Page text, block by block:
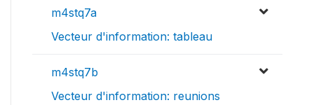
m4stq7a
Vecteur d'information: tableau
m4stq7b
Vecteur d'information: reunions